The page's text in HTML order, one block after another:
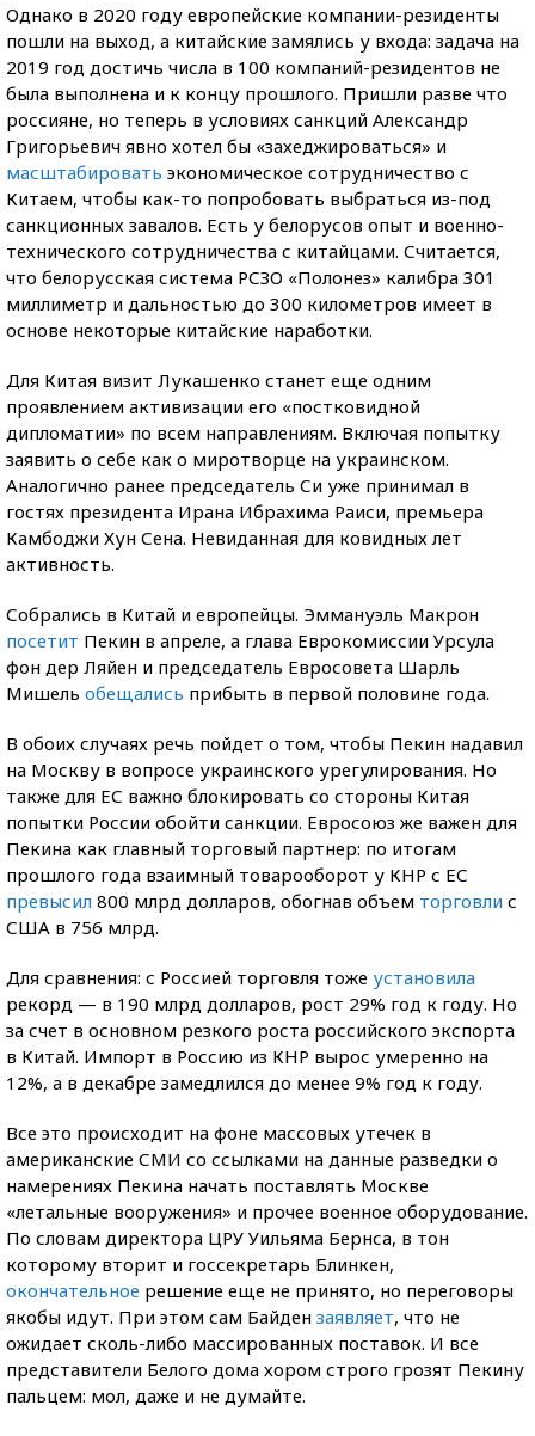
Однако в 2020 году европейские компании-резиденты
пошли на выход, а китайские замялись у входа: задача на
2019 год достичь числа в 100 компаний-резидентов не
была выполнена и к концу прошлого. Пришли разве что
россияне, но теперь в условиях санкций Александр
Григорьевич явно хотел бы «захеджироваться» и
масштабировать экономическое сотрудничество с
Китаем, чтобы как-то попробовать выбраться из-под
санкционных завалов. Есть у белорусов опыт и военно-
технического сотрудничества с китайцами. Считается,
что белорусская система РСЗО «Полонез» калибра 301
миллиметр и дальностью до 300 километров имеет в
основе некоторые китайские наработки.
Для Китая визит Лукашенко станет еще одним
проявлением активизации его «постковидной
дипломатии» по всем направлениям. Включая попытку
заявить о себе как о миротворце на украинском.
Аналогично ранее председатель Си уже принимал в
гостях президента Ирана Ибрахима Раиси, премьера
Камбоджи Хун Сена. Невиданная для ковидных лет
активность.
Собрались в Китай и европейцы. Эммануэль Макрон
посетит Пекин в апреле, а глава Еврокомиссии Урсула
фон дер Ляйен и председатель Евросовета Шарль
Мишель обещались прибыть в первой половине года.
В обоих случаях речь пойдет о том, чтобы Пекин надавил
на Москву в вопросе украинского урегулирования. Но
также для ЕС важно блокировать со стороны Китая
попытки России обойти санкции. Евросоюз же важен для
Пекина как главный торговый партнер: по итогам
прошлого года взаимный товарооборот у КНР с ЕС
превысил 800 млрд долларов, обогнав объем торговли с
США в 756 млрд.
Для сравнения: с Россией торговля тоже установила
рекорд — в 190 млрд долларов, рост 29% год к году. Но
за счет в основном резкого роста российского экспорта
в Китай. Импорт в Россию из КНР вырос умеренно на
12%, а в декабре замедлился до менее 9% год к году.
Все это происходит на фоне массовых утечек в
американские СМИ со ссылками на данные разведки о
намерениях Пекина начать поставлять Москве
«летальные вооружения» и прочее военное оборудование.
По словам директора ЦРУ Уильяма Бернса, в тон
которому вторит и госсекретарь Блинкен,
окончательное решение еще не принято, но переговоры
якобы идут. При этом сам Байден заявляет, что не
ожидает сколь-либо массированных поставок. И все
представители Белого дома хором строго грозят Пекину
пальцем: мол, даже и не думайте.